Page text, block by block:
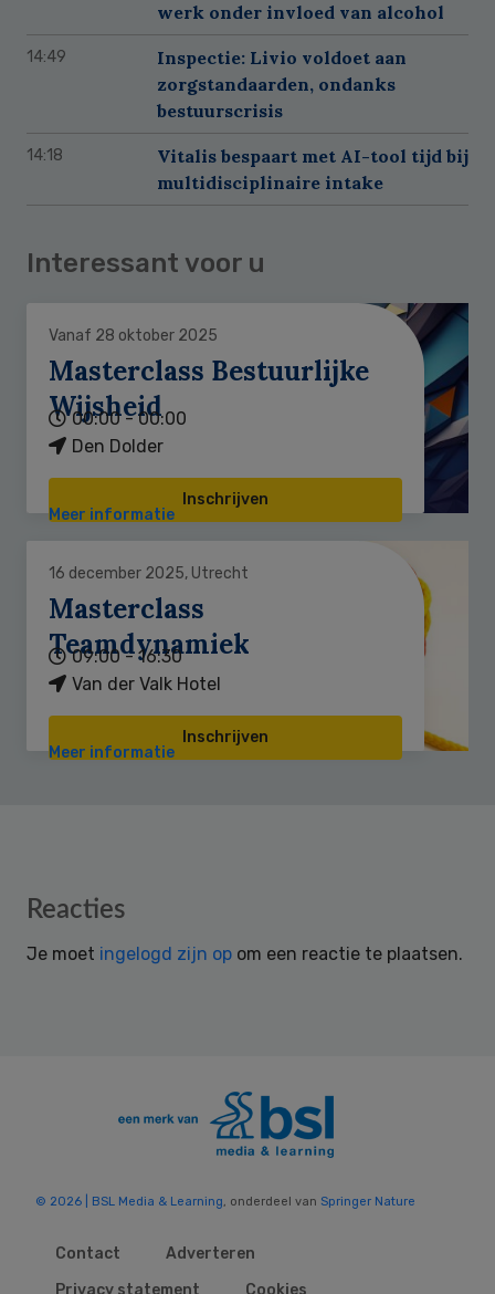
werk onder invloed van alcohol
14:49
Inspectie: Livio voldoet aan
zorgstandaarden, ondanks
bestuurscrisis
14:18
Vitalis bespaart met AI-tool tijd bij
multidisciplinaire intake
Interessant voor u
Vanaf 28 oktober 2025
Masterclass Bestuurlijke
Wijsheid
00:00 - 00:00
Den Dolder
Inschrijven
Meer informatie
16 december 2025, Utrecht
Masterclass
Teamdynamiek
09:00 - 16:30
Van der Valk Hotel
Inschrijven
Meer informatie
Reader
Reacties
Je moet ingelogd zijn op om een reactie te plaatsen.
© 2026 | BSL Media & Learning, onderdeel van Springer Nature
Contact
Adverteren